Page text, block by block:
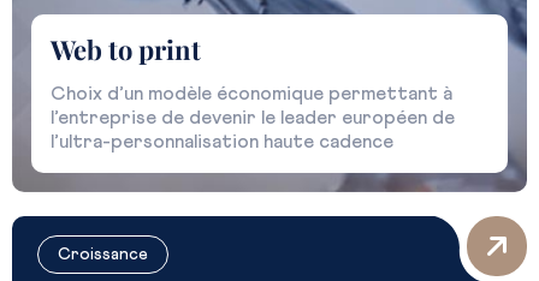
Web to print
Choix d’un modèle économique permettant à
l’entreprise de devenir le leader européen de
l’ultra-personnalisation haute cadence
Croissance